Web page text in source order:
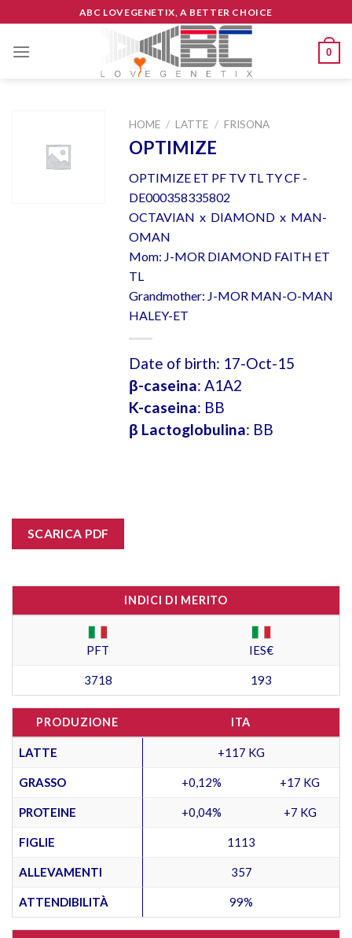
to
content
ABC LOVEGENETIX, A BETTER CHOICE
0
HOME / LATTE / FRISONA
OPTIMIZE
OPTIMIZE ET PF TV TL TY CF -
DE000358335802
OCTAVIAN x DIAMOND x MAN-
OMAN
Mom: J-MOR DIAMOND FAITH ET
TL
Grandmother: J-MOR MAN-O-MAN
HALEY-ET
Date of birth: 17-Oct-15
β-caseina: A1A2
K-caseina: BB
β Lactoglobulina: BB
SCARICA PDF
INDICI DI MERITO
PFT IES€
3718 193
PRODUZIONE ITA
LATTE +117 KG
GRASSO +0,12% +17 KG
PROTEINE +0,04% +7 KG
FIGLIE 1113
ALLEVAMENTI 357
ATTENDIBILITÀ 99%